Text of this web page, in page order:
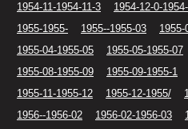
1954-11-1954-11-3
1954-12-0-
1955-1955-
1955--1955-03
1955-
1955-04-1955-05
1955-05-1955-07
1955-08-1955-09
1955-09-1955-1
1955-11-1955-12
1955-12-1955/
1956--1956-02
1956-02-1956-03